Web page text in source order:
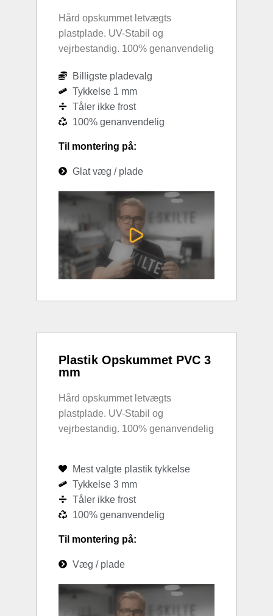
Hård opskummet letvægts
plastplade. UV-Stabil og
vejrbestandig. 100% genanvendelig
Billigste pladevalg
Tykkelse 1 mm
Tåler ikke frost
100% genanvendelig
Til montering på:
Glat væg / plade
Plastik Opskummet PVC 3
mm
Hård opskummet letvægts
plastplade. UV-Stabil og
vejrbestandig. 100% genanvendelig
Mest valgte plastik tykkelse
Tykkelse 3 mm
Tåler ikke frost
100% genanvendelig
Til montering på:
Væg / plade